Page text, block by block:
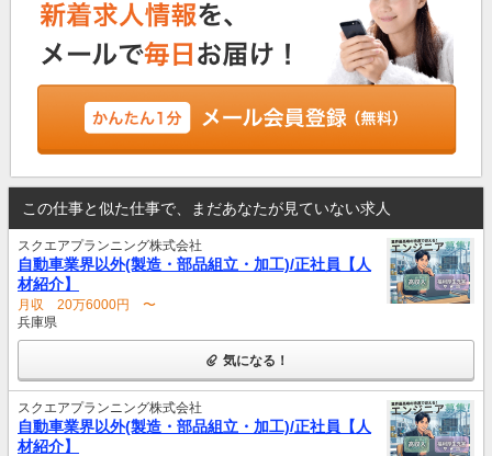
この仕事と似た仕事で、まだあなたが見ていない求人
スクエアプランニング株式会社
自動車業界以外(製造・部品組立・加工)/正社員【人
材紹介】
月収 20万6000円 〜
兵庫県
気になる！
スクエアプランニング株式会社
自動車業界以外(製造・部品組立・加工)/正社員【人
材紹介】